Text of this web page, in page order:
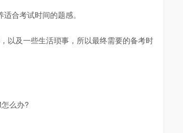
合考试时间的题感。
及一些生活琐事，所以最终需要的备考时
么办?